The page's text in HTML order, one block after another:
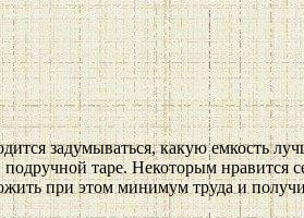
задумываться, какую емкость
таре. Некоторым нравится
при этом минимум труда и